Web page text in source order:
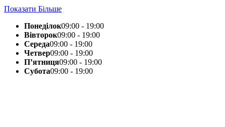
Показати Більше
Понеділок09:00 - 19:00
Вівторок09:00 - 19:00
Середа09:00 - 19:00
Четвер09:00 - 19:00
П’ятниця09:00 - 19:00
Субота09:00 - 19:00